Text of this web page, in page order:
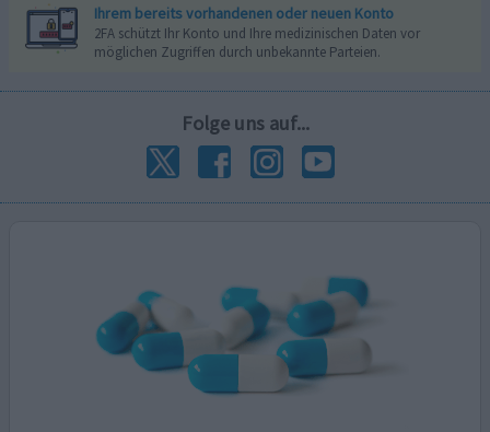
Ihrem bereits vorhandenen oder neuen Konto
2FA schützt Ihr Konto und Ihre medizinischen Daten vor
möglichen Zugriffen durch unbekannte Parteien.
Folge uns auf...